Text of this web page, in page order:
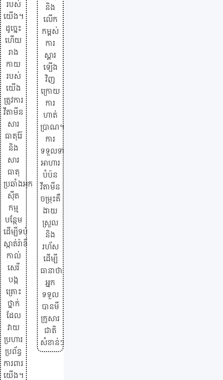
របស់
យើង។
ដូច្នេះ
ហើយ
រាង
កាយ
របស់
យើង
ត្រូវការ
វីតាមីន
សារ
ធាតុរ៉ែ
និង
សារ
ធាតុ
ប្រឆាំងអុក
ស៊ីត
កម្ម
បន្ថែម
ដើម្បីទប់
ស្កាត់រ៉ាឌី
កាល់
សេរី
បង្ក
គ្រោះ
ថ្នាក់
ដែល
វាយ
ប្រហារ
ប្រព័ន្ធ
ការពារ
យើង។
និង
លើក
កម្ពស់
ការ
ស្តារ
ឡើង
វិញ
ក្រោយ
ការ
ហាត់
ប្រាណ។
ការ
ទទួលទាន
អាហារ
បំប៉ន
វីតាមីន
ចម្រុះគឺ
ងាយ
ស្រួល
និង
រហ័ស
ដើម្បី
ធានាថា
អ្នក
ទទួល
បានមី
ក្រូសារ
ជាតិ
សំខាន់ៗ។